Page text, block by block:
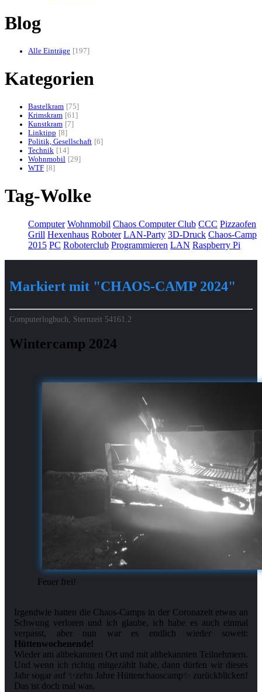
Blog
Alle Einträge 197
Kategorien
Bastelkram
75
Krimskram 61
Kunstkram
7
Linktipp
8
Politik, Gesellschaft 6
Technik
14
Wohnmobil
29
WTF 8
Tag-Wolke
Computer Wohnmobil Chaos Computer Club CCC Pizzaofen
Grill Hexenhaus Roboter LAN-Party 3D-Druck Chaos-Camp
2015 PC Roboterclub Programmieren LAN Raspberry Pi
Markiert mit "CHAOS-CAMP 2024"
Computerlogbuch, Sternzeit 54161.2
Wintercamp 2024
Feuer frei!
Irgendwie hatten die Chaos-Camps in der Coronazeit etwas an
Schwung verloren und ich glaube, ich habe es auch einmal
verpasst, aber nun war es endlich wieder soweit:
Hüttenwochenende!
Wieder am altbekannten Ort und mit altbekannten Teilnehmern.
Und wenn ich richtig mitgezählt habe, dann dürfen wir dieses
Jahr sogar auf ✨zehn Jahre Hüttenchaoscamp✨ zurückblicken!
Das ist doch mal was.